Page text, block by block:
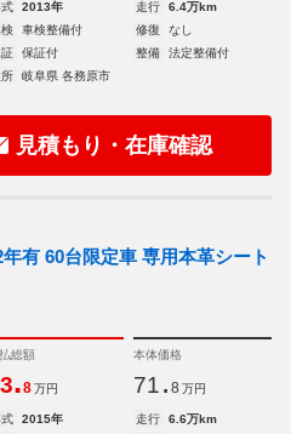
2013年 走行
6.4万km
車検整備付 修復
なし
保証付 整備
法定整備付
岐阜県 各務原市
見積もり・在庫確認
有 60台限定車 専用本革シート
総額
.8 万円
本体価格
71. 8 万円
2015年 走行
6.6万km